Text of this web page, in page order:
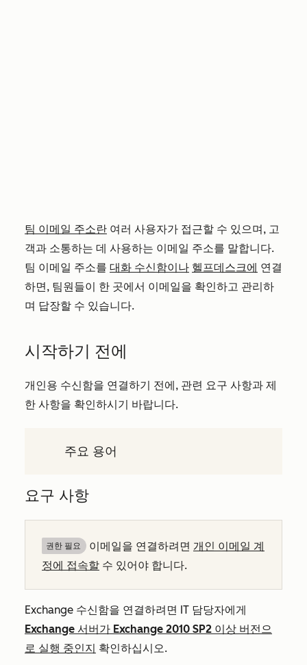
팀 이메일 주소란 여러 사용자가 접근할 수 있으며, 고
객과 소통하는 데 사용하는 이메일 주소를 말합니다.
팀 이메일 주소를 대화 수신함이나 헬프데스크에 연결
하면, 팀원들이 한 곳에서 이메일을 확인하고 관리하
며 답장할 수 있습니다.
시작하기 전에
개인용 수신함을 연결하기 전에, 관련 요구 사항과 제
한 사항을 확인하시기 바랍니다.
주요 용어
요구 사항
권한 필요 이메일을 연결하려면 개인 이메일 계
정에 접속할 수 있어야 합니다.
Exchange 수신함을 연결하려면 IT 담당자에게
Exchange 서버가 Exchange 2010 SP2 이상 버전으
로 실행 중인지 확인하십시오.